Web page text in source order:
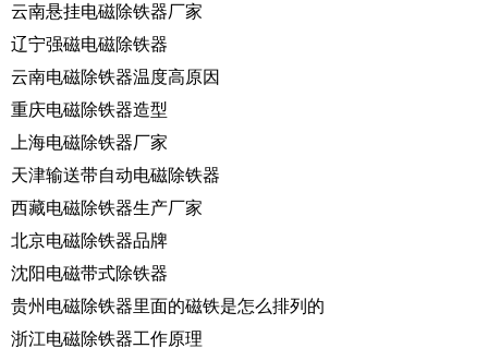
云南悬挂电磁除铁器厂家
辽宁强磁电磁除铁器
云南电磁除铁器温度高原因
重庆电磁除铁器造型
上海电磁除铁器厂家
天津输送带自动电磁除铁器
西藏电磁除铁器生产厂家
北京电磁除铁器品牌
沈阳电磁带式除铁器
贵州电磁除铁器里面的磁铁是怎么排列的
浙江电磁除铁器工作原理